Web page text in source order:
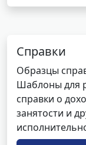
Справки
Образцы
Шаблоны для
справки о
занятости и